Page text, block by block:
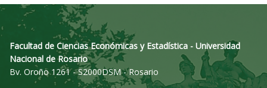
Facultad de Ciencias Económicas y Estadística - Universidad
Nacional de Rosario
Bv. Oroño 1261 - S2000DSM - Rosario